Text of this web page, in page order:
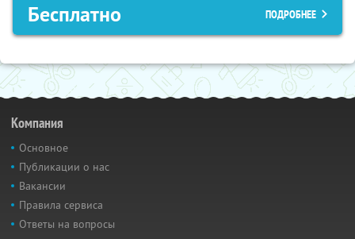
Бесплатно ПОДРОБНЕЕ
Компания
Основное
Публикации о нас
Вакансии
Правила сервиса
Ответы на вопросы